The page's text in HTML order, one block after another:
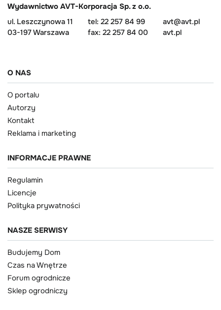
Wydawnictwo AVT-Korporacja Sp. z o.o.
ul. Leszczynowa 11
03-197 Warszawa
tel: 22 257 84 99
fax: 22 257 84 00
avt@avt.pl
avt.pl
O NAS
O portalu
Autorzy
Kontakt
Reklama i marketing
INFORMACJE PRAWNE
Regulamin
Licencje
Polityka prywatności
NASZE SERWISY
Budujemy Dom
Czas na Wnętrze
Forum ogrodnicze
Sklep ogrodniczy